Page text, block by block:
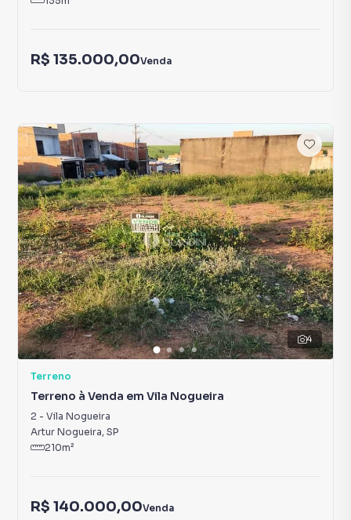
R$ 135.000,00Venda
4
Terreno
Terreno à Venda em Vila Nogueira
2 - Vila Nogueira
Artur Nogueira, SP
210m²
R$ 140.000,00Venda